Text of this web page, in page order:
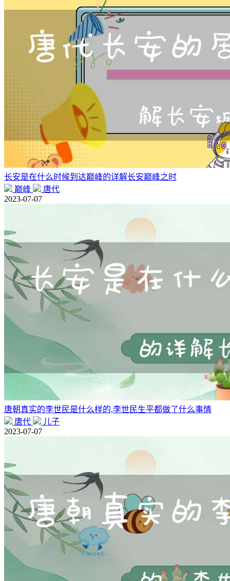
长安是在什么时候到达巅峰的详解长安巅峰之时
巅峰
唐代
2023-07-07
唐朝真实的李世民是什么样的,李世民生平都做了什么事情
唐代
儿子
2023-07-07